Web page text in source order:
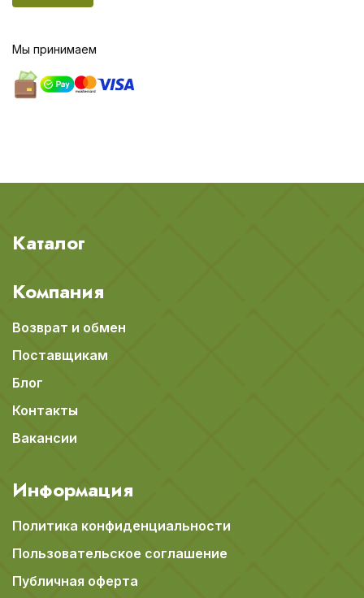
Мы принимаем
Каталог
Компания
Возврат и обмен
Поставщикам
Блог
Контакты
Вакансии
Информация
Политика конфиденциальности
Пользовательское соглашение
Публичная оферта